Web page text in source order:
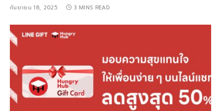
กันยายน 18, 2025 3 MINS READ